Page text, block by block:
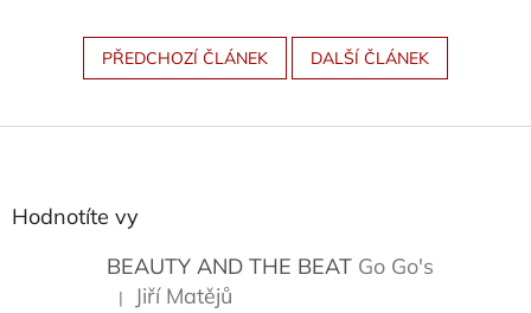
PŘEDCHOZÍ ČLÁNEK DALŠÍ ČLÁNEK
Z
Hodnotíte vy
BEAUTY AND THE BEAT Go Go's
Hodnocení produktu je 5 z 5 hvězdiček.
| Jiří Matějů